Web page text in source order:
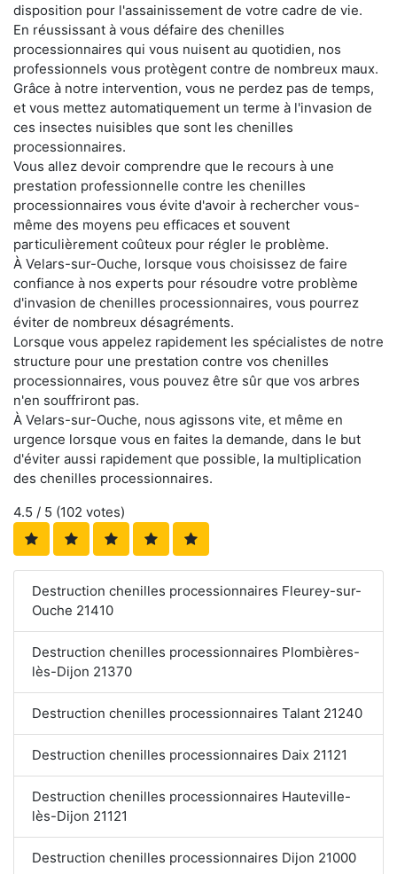
disposition pour l'assainissement de votre cadre de vie.
En réussissant à vous défaire des chenilles
processionnaires qui vous nuisent au quotidien, nos
professionnels vous protègent contre de nombreux maux.
Grâce à notre intervention, vous ne perdez pas de temps,
et vous mettez automatiquement un terme à l'invasion de
ces insectes nuisibles que sont les chenilles
processionnaires.
Vous allez devoir comprendre que le recours à une
prestation professionnelle contre les chenilles
processionnaires vous évite d'avoir à rechercher vous-
même des moyens peu efficaces et souvent
particulièrement coûteux pour régler le problème.
À Velars-sur-Ouche, lorsque vous choisissez de faire
confiance à nos experts pour résoudre votre problème
d'invasion de chenilles processionnaires, vous pourrez
éviter de nombreux désagréments.
Lorsque vous appelez rapidement les spécialistes de notre
structure pour une prestation contre vos chenilles
processionnaires, vous pouvez être sûr que vos arbres
n'en souffriront pas.
À Velars-sur-Ouche, nous agissons vite, et même en
urgence lorsque vous en faites la demande, dans le but
d'éviter aussi rapidement que possible, la multiplication
des chenilles processionnaires.
4.5 / 5 (102 votes)
Destruction chenilles processionnaires Fleurey-sur-
Ouche 21410
Destruction chenilles processionnaires Plombières-
lès-Dijon 21370
Destruction chenilles processionnaires Talant 21240
Destruction chenilles processionnaires Daix 21121
Destruction chenilles processionnaires Hauteville-
lès-Dijon 21121
Destruction chenilles processionnaires Dijon 21000